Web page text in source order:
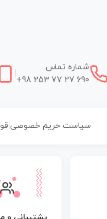
شماره تماس
+98 253 77 27 690
سیاست حریم خصوصی|